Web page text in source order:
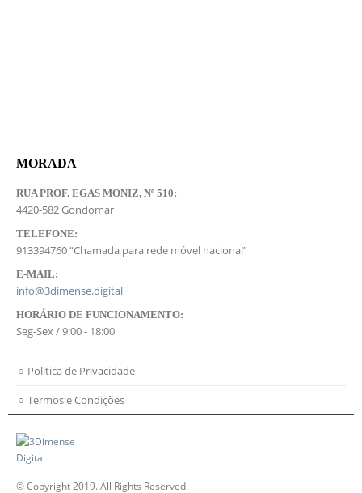
MORADA
RUA PROF. EGAS MONIZ, Nº 510:
4420-582 Gondomar
TELEFONE:
913394760 “Chamada para rede móvel nacional”
E-MAIL:
info@3dimense.digital
HORÁRIO DE FUNCIONAMENTO:
Seg-Sex / 9:00 - 18:00
Politica de Privacidade
Termos e Condições
© Copyright 2019. All Rights Reserved.